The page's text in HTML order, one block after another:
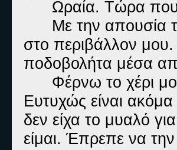
Ωραία. Τώρα που
Με την απουσία
στο περιβάλλον
ποδοβολήτα μέσα
Φέρνω το χέρι
Ευτυχώς είναι
δεν είχα το μυαλό
είμαι. Έπρεπε να